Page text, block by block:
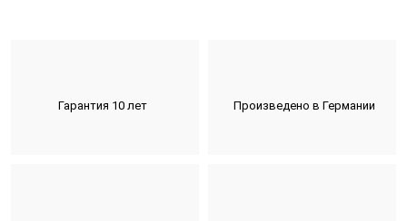
Гарантия 10 лет Произведено в Германии